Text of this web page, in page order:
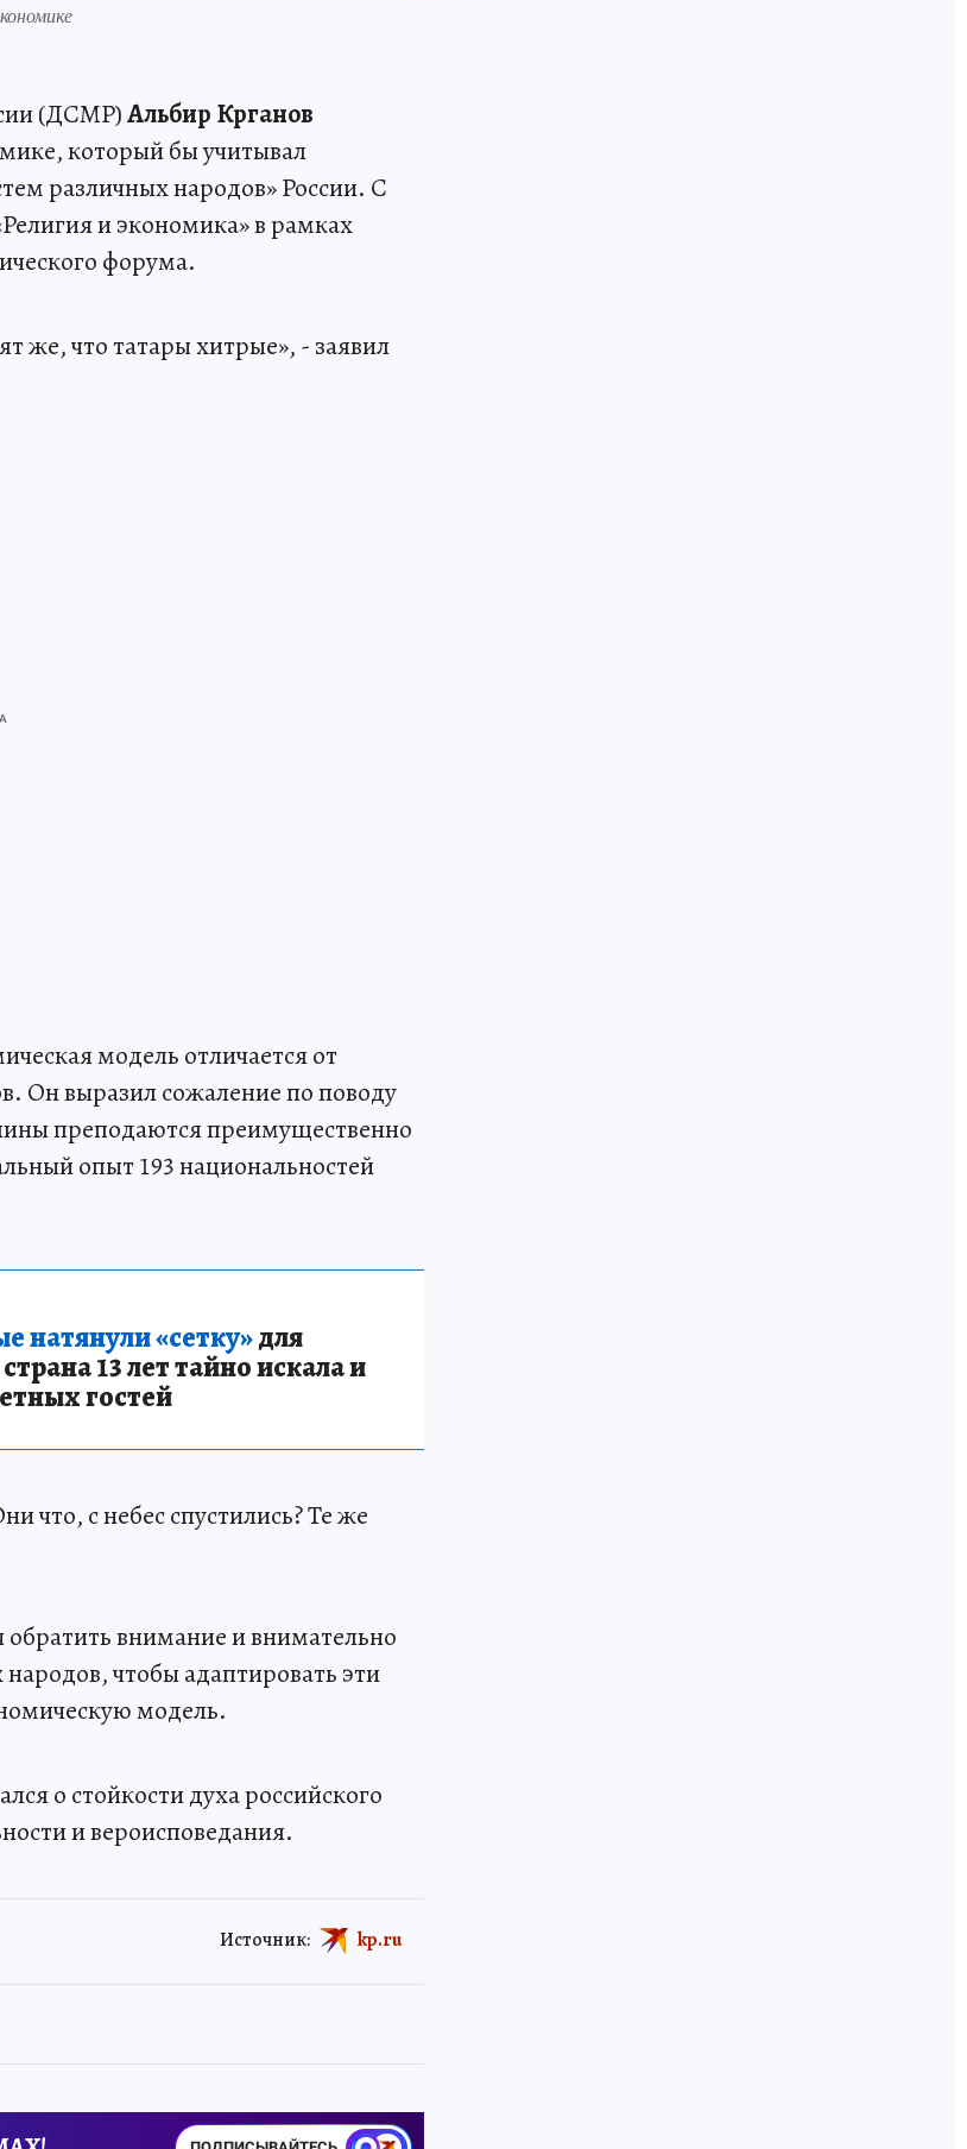
(ДСМР)Альбир Крганов
который бы учитывал
различных народов» России. С
и экономика» в рамках
форума.
же, что татары хитрые», - заявил
модель отличается от
Он выразил сожаление по поводу
преподаются преимущественно
опыт 193 национальностей
натянули «сетку»для
13 лет тайно искала и
гостей
что, с небес спустились? Те же
внимание и внимательно
чтобы адаптировать эти
модель.
о стойкости духа российского
и вероисповедания.
Источник: kp.ru